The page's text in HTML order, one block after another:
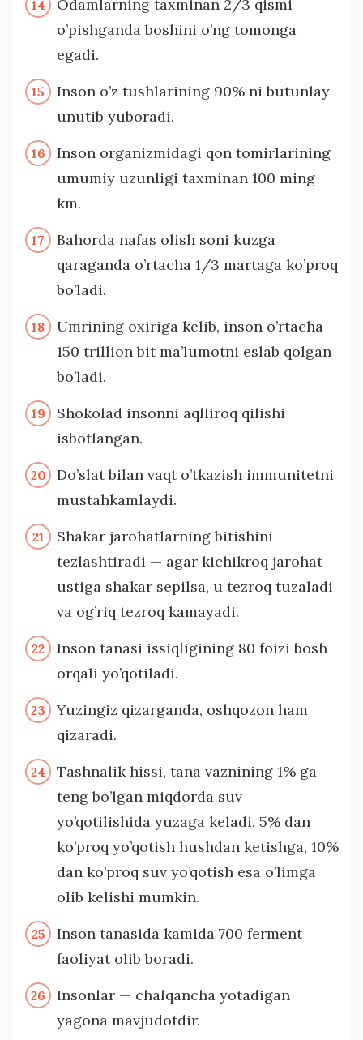
Odamlarning taxminan 2/3 qismi
o’pishganda boshini o’ng tomonga
egadi.
Inson o’z tushlarining 90% ni butunlay
unutib yuboradi.
Inson organizmidagi qon tomirlarining
umumiy uzunligi taxminan 100 ming
km.
Bahorda nafas olish soni kuzga
qaraganda o’rtacha 1/3 martaga ko’proq
bo’ladi.
Umrining oxiriga kelib, inson o’rtacha
150 trillion bit ma’lumotni eslab qolgan
bo’ladi.
Shokolad insonni aqlliroq qilishi
isbotlangan.
Do’slat bilan vaqt o’tkazish immunitetni
mustahkamlaydi.
Shakar jarohatlarning bitishini
tezlashtiradi — agar kichikroq jarohat
ustiga shakar sepilsa, u tezroq tuzaladi
va og’riq tezroq kamayadi.
Inson tanasi issiqligining 80 foizi bosh
orqali yo’qotiladi.
Yuzingiz qizarganda, oshqozon ham
qizaradi.
Tashnalik hissi, tana vaznining 1% ga
teng bo’lgan miqdorda suv
yo’qotilishida yuzaga keladi. 5% dan
ko’proq yo’qotish hushdan ketishga, 10%
dan ko’proq suv yo’qotish esa o’limga
olib kelishi mumkin.
Inson tanasida kamida 700 ferment
faoliyat olib boradi.
Insonlar — chalqancha yotadigan
yagona mavjudotdir.